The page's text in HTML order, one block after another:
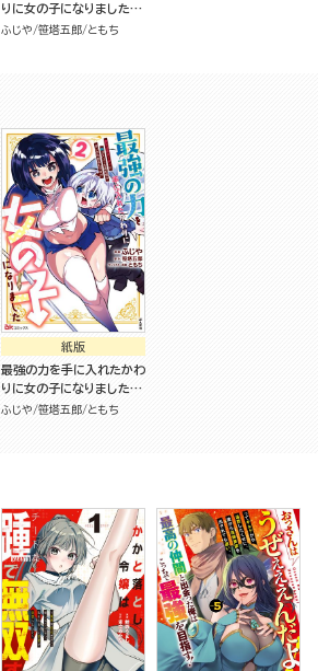
りに女の子になりました
女だけのパーティに僕が入
ふじや 笹塔五郎 ともち
紙版
最強の力を手に入れたかわ
りに女の子になりました
女だけのパーティに僕が入
ふじや 笹塔五郎 ともち